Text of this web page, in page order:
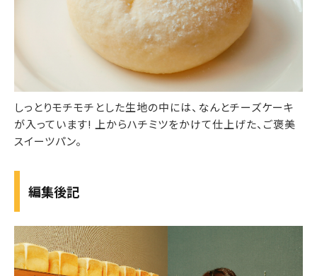
しっとりモチモチとした生地の中には、なんとチーズケーキ
が入っています! 上からハチミツをかけて仕上げた、ご褒美
スイーツパン。
編集後記